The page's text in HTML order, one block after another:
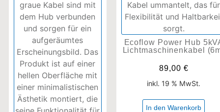
Ecoflow Power Hub
Lichtmaschinenkabel
89,00 €
inkl. 19 % MwSt.
In den Warenkorb